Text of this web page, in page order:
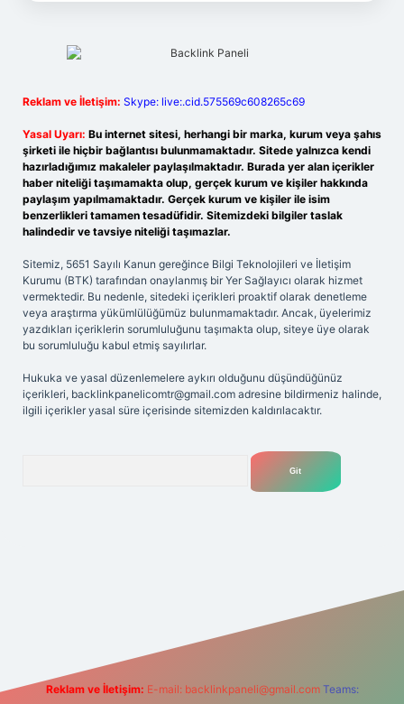
Reklam ve İletişim: Skype: live:.cid.575569c608265c69
Yasal Uyarı: Bu internet sitesi, herhangi bir marka, kurum veya şahıs
şirketi ile hiçbir bağlantısı bulunmamaktadır. Sitede yalnızca kendi
hazırladığımız makaleler paylaşılmaktadır. Burada yer alan içerikler
haber niteliği taşımamakta olup, gerçek kurum ve kişiler hakkında
paylaşım yapılmamaktadır. Gerçek kurum ve kişiler ile isim
benzerlikleri tamamen tesadüfidir. Sitemizdeki bilgiler taslak
halindedir ve tavsiye niteliği taşımazlar.
Sitemiz, 5651 Sayılı Kanun gereğince Bilgi Teknolojileri ve İletişim
Kurumu (BTK) tarafından onaylanmış bir Yer Sağlayıcı olarak hizmet
vermektedir. Bu nedenle, sitedeki içerikleri proaktif olarak denetleme
veya araştırma yükümlülüğümüz bulunmamaktadır. Ancak, üyelerimiz
yazdıkları içeriklerin sorumluluğunu taşımakta olup, siteye üye olarak
bu sorumluluğu kabul etmiş sayılırlar.
Hukuka ve yasal düzenlemelere aykırı olduğunu düşündüğünüz
içerikleri, backlinkpanelicomtr@gmail.com adresine bildirmeniz halinde,
ilgili içerikler yasal süre içerisinde sitemizden kaldırılacaktır.
Reklam ve İletişim: E-mail: backlinkpaneli@gmail.com Teams: